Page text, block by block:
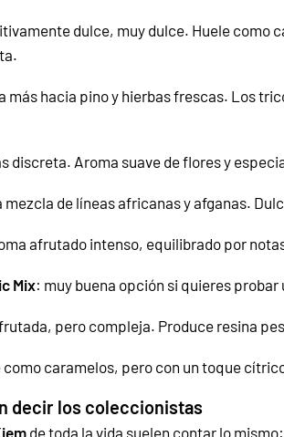
dulce, muy dulce. Huele como
más hacia pino y hierbas frescas. Los
discreta. Aroma suave de flores y
mezcla de líneas africanas y afganas.
afrutado intenso, equilibrado por
Mix: muy buena opción si quieres
pero compleja. Produce resina
como caramelos, pero con un toque
decir los coleccionistas
de toda la vida suelen contar lo